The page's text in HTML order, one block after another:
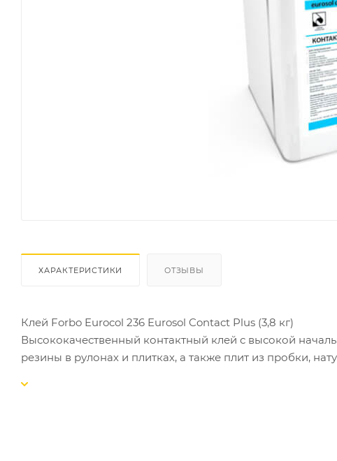
ХАРАКТЕРИСТИКИ ОТЗЫВЫ
Клей Forbo Eurocol 236 Eurosol Contact Plus (3,8 кг)
Высококачественный контактный клей с высокой
резины в рулонах и плитках, а также плит из пробки,